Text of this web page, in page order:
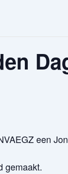
een
gemaakt.